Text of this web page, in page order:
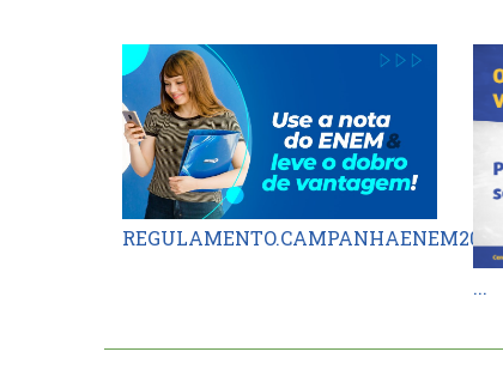
REGULAMENTO.CAMPANHAENEM2021...
...